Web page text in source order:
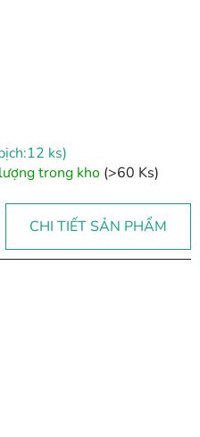
ks)
trong kho (>60 Ks)
CHI TIẾT SẢN PHẨM